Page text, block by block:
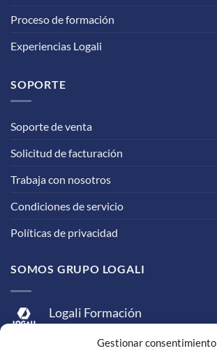
Gestionar consentimiento
Proceso de formación
Experiencias Logali
SOPORTE
Soporte de venta
Solicitud de facturación
Trabaja con nosotros
Condiciones de servicio
Políticas de privacidad
SOMOS GRUPO LOGALI
Logali Formación
Logali Consultoría